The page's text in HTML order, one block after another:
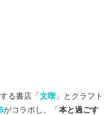
る書店「文喫 」とクラフト
がコラボし、「本と過ごす